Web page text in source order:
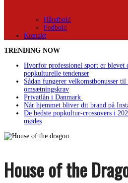
Håndbold
Fodbold
Kontakt
TRENDING NOW
Hvorfor professionel sport er blevet
popkulturelle tendenser
Sådan fungerer velkomstbonusser
omsætningskrav
Privatlån i Danmark
Når hjemmet bliver dit brand på
De bedste popkultur-crossovers i
mødes
House of the